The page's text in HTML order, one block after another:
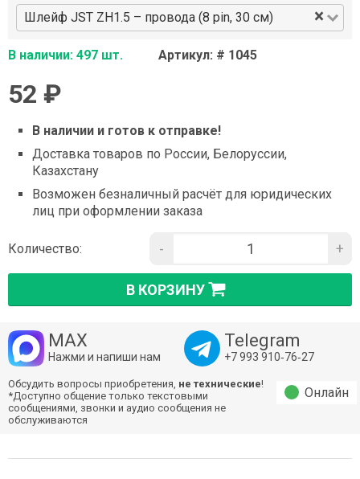
Шлейф JST ZH1.5 – провода (8 pin, 30 см)
×
В наличии: 497 шт. Артикул: # 1045
52 ₽
В наличии и готов к отправке!
Доставка товаров по России, Белоруссии,
Казахстану
Возможен безналичный расчёт для юридических
лиц при оформлении заказа
Количество: - +
В КОРЗИНУ
MAX
Нажми и напиши нам
Telegram
+7 993 910‑76‑27
Обсудить вопросы приобретения, не технические!
*Доступно общение только текстовыми
сообщениями, звонки и аудио сообщения не
обслуживаются
Онлайн